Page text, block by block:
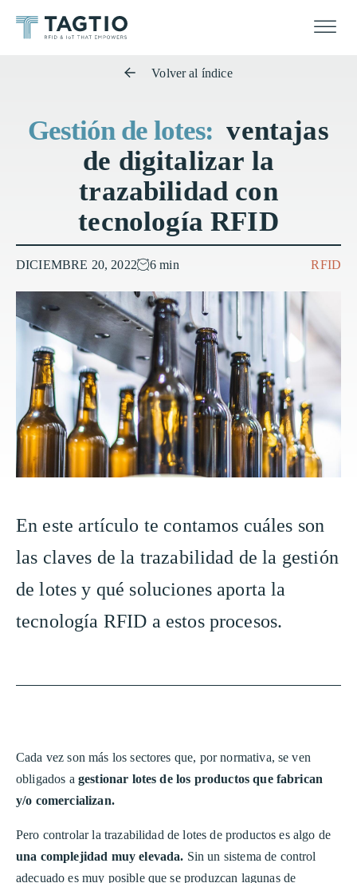
Volver al índice
Gestión de lotes: ventajas
de digitalizar la
trazabilidad con
tecnología RFID
DICIEMBRE 20, 2022 6 min RFID
En este artículo te contamos cuáles son
las claves de la trazabilidad de la gestión
de lotes y qué soluciones aporta la
tecnología RFID a estos procesos.
Cada vez son más los sectores que, por normativa, se ven
obligados a gestionar lotes de los productos que fabrican
y/o comercializan.
Pero controlar la trazabilidad de lotes de productos es algo de
una complejidad muy elevada. Sin un sistema de control
adecuado es muy posible que se produzcan lagunas de